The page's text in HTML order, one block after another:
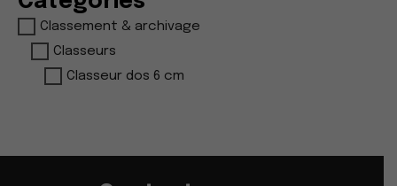
Classement & archivage
Classeurs
Classeur dos 6 cm